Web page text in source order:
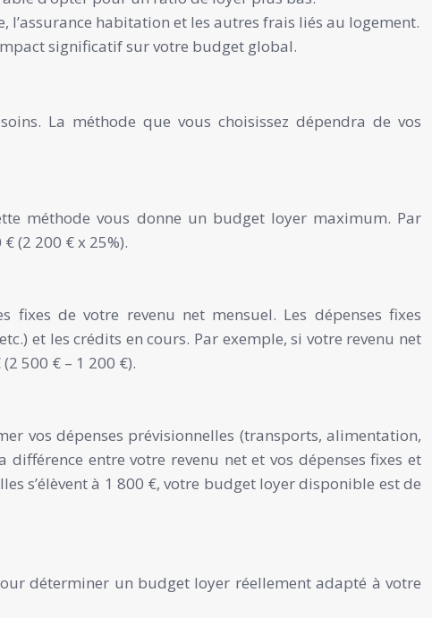
l’assurance habitation et les autres frais liés au logement.
significatif sur votre budget global.
La méthode que vous choisissez dépendra de vos
méthode vous donne un budget loyer maximum. Par
(2 200 € x 25%).
de votre revenu net mensuel. Les dépenses fixes
et les crédits en cours. Par exemple, si votre revenu net
500 € – 1 200 €).
vos dépenses prévisionnelles (transports, alimentation,
entre votre revenu net et vos dépenses fixes et
s’élèvent à 1 800 €, votre budget loyer disponible est de
déterminer un budget loyer réellement adapté à votre